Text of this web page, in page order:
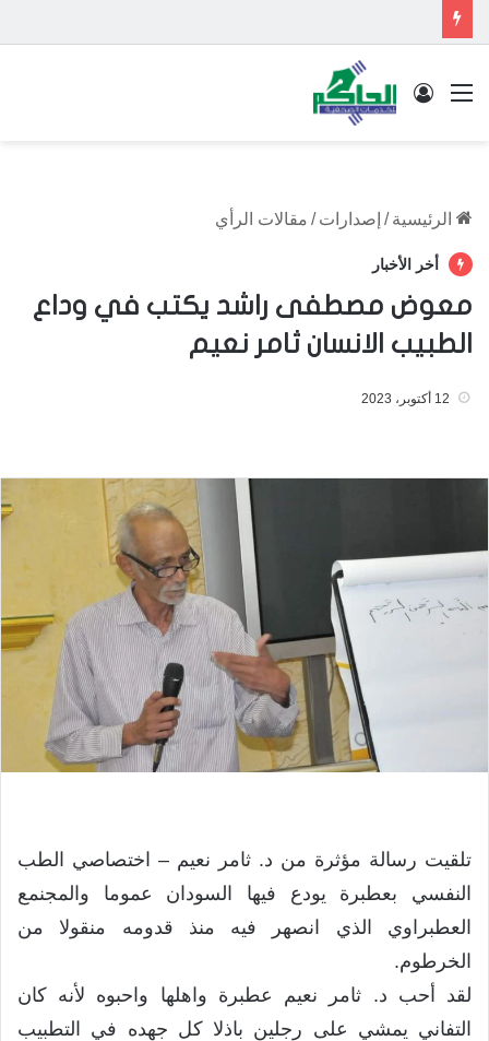
القائمة تسجيل الدخول
الرئيسية / إصدارات / مقالات الرأي
أخر الأخبار
معوض مصطفى راشد يكتب في وداع
الطبيب الانسان ثامر نعيم
12 أكتوبر، 2023
تلقيت رسالة مؤثرة من د. ثامر نعيم – اختصاصي الطب
النفسي بعطبرة يودع فيها السودان عموما والمجنمع
العطبراوي الذي انصهر فيه منذ قدومه منقولا من
الخرطوم.
لقد أحب د. ثامر نعيم عطبرة واهلها واحبوه لأنه كان
التفاني يمشي على رجلين باذلا كل جهده في التطبيب